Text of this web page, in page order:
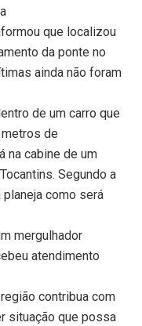
que localizou
da ponte no
ainda não foram
de um carro que
de
na cabine de um
Segundo a
planeja como será
mergulhador
atendimento
contribua com
situação que possa